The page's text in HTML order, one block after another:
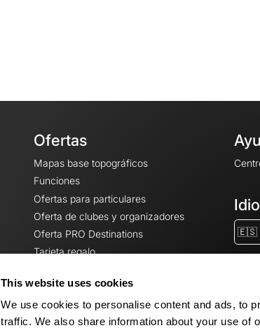
This website uses cookies
We use cookies to personalise content and ads, to
traffic. We also share information about your use of
Ofertas
Mapas base topográficos
Funciones
Ofertas para particulares
Oferta de clubes y organizadores
Oferta PRO Destinations
Tarjeta regalo
🇪🇸